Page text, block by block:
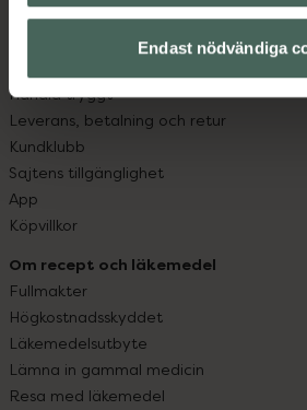
Endast nödvändiga
Kontakta oss
Handla tryggt
Leverans, betalning och retur
Kundklubb
Sajtens tillgänglighet
App
Köpvillkor
Om recept och läkemedel
Fullmakter
Högkostnadsskyddet
Läkemedelsutbyte
Lämna in gammal medicin
Resa med läkemedel